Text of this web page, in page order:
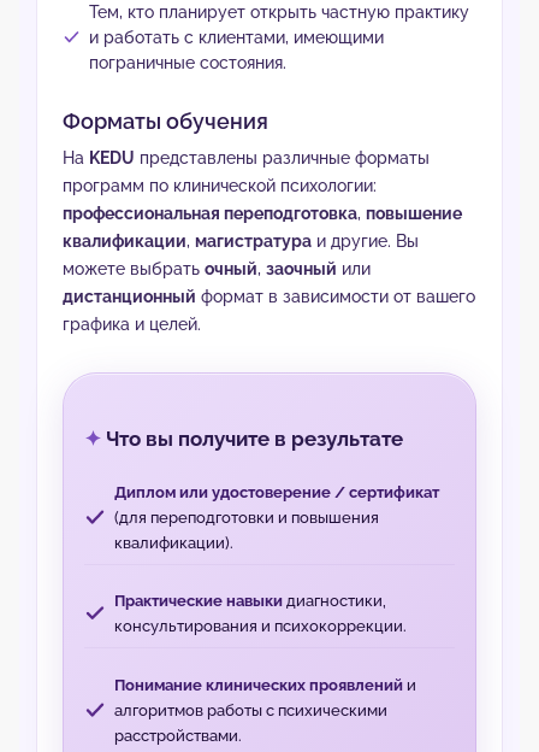
Тем, кто планирует открыть частную практику
и работать с клиентами, имеющими
пограничные состояния.
Форматы обучения
На KEDU представлены различные форматы
программ по клинической психологии:
профессиональная переподготовка, повышение
квалификации, магистратура и другие. Вы
можете выбрать очный, заочный или
дистанционный формат в зависимости от вашего
графика и целей.
Что вы получите в результате
Диплом или удостоверение / сертификат
(для переподготовки и повышения
квалификации).
Практические навыкидиагностики,
консультирования и психокоррекции.
Понимание клинических проявленийи
алгоритмов работы с психическими
расстройствами.